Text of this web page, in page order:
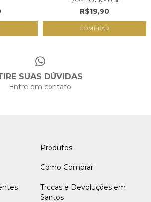
R$19,90
SUAS DÚVIDAS
Entre em contato
Produtos
Como Comprar
Trocas e Devoluções em
Santos